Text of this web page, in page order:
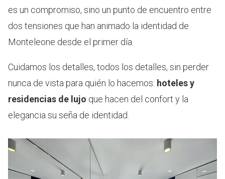
es un compromiso, sino un punto de encuentro entre
dos tensiones que han animado la identidad de
Monteleone desde el primer día.
Cuidamos los detalles, todos los detalles, sin perder
nunca de vista para quién lo hacemos: hoteles y
residencias de lujo que hacen del confort y la
elegancia su seña de identidad.